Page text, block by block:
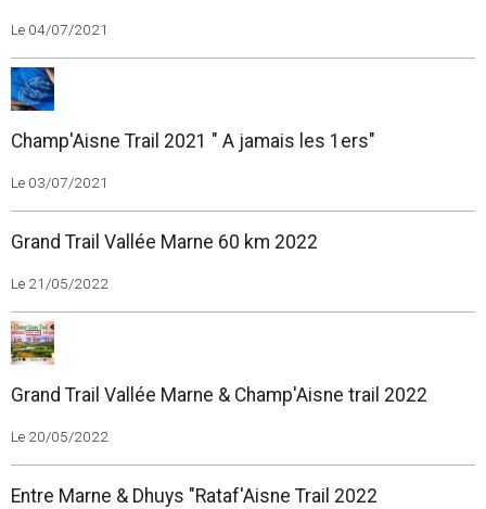
Le 04/07/2021
Champ'Aisne Trail 2021 " A jamais les 1ers"
Le 03/07/2021
Grand Trail Vallée Marne 60 km 2022
Le 21/05/2022
Grand Trail Vallée Marne & Champ'Aisne trail 2022
Le 20/05/2022
Entre Marne & Dhuys "Rataf'Aisne Trail 2022